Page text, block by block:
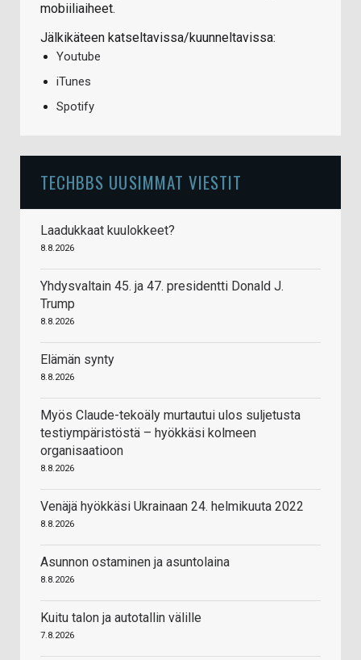
mobiiliaiheet.
Jälkikäteen katseltavissa/kuunneltavissa:
Youtube
iTunes
Spotify
TECHBBS UUSIMMAT VIESTIT
Laadukkaat kuulokkeet?
8.8.2026
Yhdysvaltain 45. ja 47. presidentti Donald J.
Trump
8.8.2026
Elämän synty
8.8.2026
Myös Claude-tekoäly murtautui ulos suljetusta
testiympäristöstä – hyökkäsi kolmeen
organisaatioon
8.8.2026
Venäjä hyökkäsi Ukrainaan 24. helmikuuta 2022
8.8.2026
Asunnon ostaminen ja asuntolaina
8.8.2026
Kuitu talon ja autotallin välille
7.8.2026